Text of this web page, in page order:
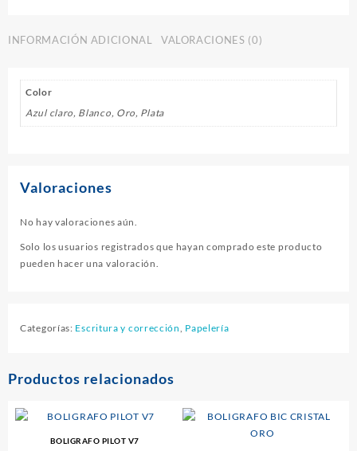
INFORMACIÓN ADICIONAL VALORACIONES (0)
Color
Azul claro, Blanco, Oro, Plata
Valoraciones
No hay valoraciones aún.
Solo los usuarios registrados que hayan comprado este producto
pueden hacer una valoración.
Categorías: Escritura y corrección, Papelería
Productos relacionados
BOLIGRAFO PILOT V7